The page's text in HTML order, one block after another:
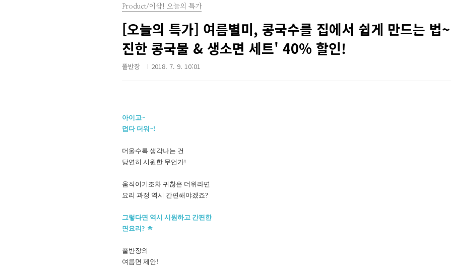
Product/이샵! 오늘의 특가
[오늘의 특가] 여름별미, 콩국수를 집에서 쉽게 만드는 법
진한 콩국물 & 생소면 세트' 40% 할인!
풀반장 2018. 7. 9. 10:01
아이고~
덥다 더워~!
더울수록 생각나는 건
당연히 시원한 무언가!
움직이기조차 귀찮은 더위라면
요리 과정 역시 간편해야겠죠?
그렇다면 역시 시원하고 간편한
면요리? ㅎ
풀반장의
여름면 제안!